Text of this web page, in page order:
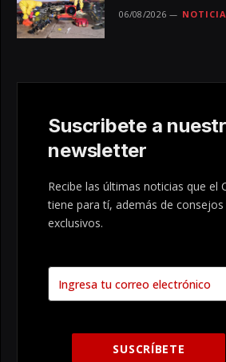
06/08/2026
Suscribete a
newsletter
Recibe las últimas noticias que el
tiene para tí, además de
exclusivos.